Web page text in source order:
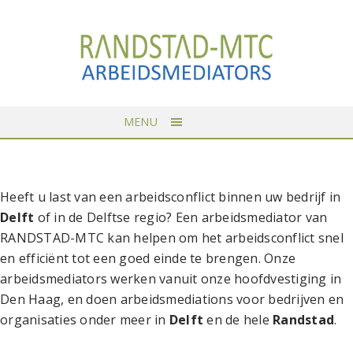
MENU
Heeft u last van een arbeidsconflict binnen uw bedrijf in
Delft of in de Delftse regio? Een arbeidsmediator van
RANDSTAD-MTC kan helpen om het arbeidsconflict snel
en efficiënt tot een goed einde te brengen. Onze
arbeidsmediators werken vanuit onze hoofdvestiging in
Den Haag, en doen arbeidsmediations voor bedrijven en
organisaties onder meer in Delften de hele Randstad.